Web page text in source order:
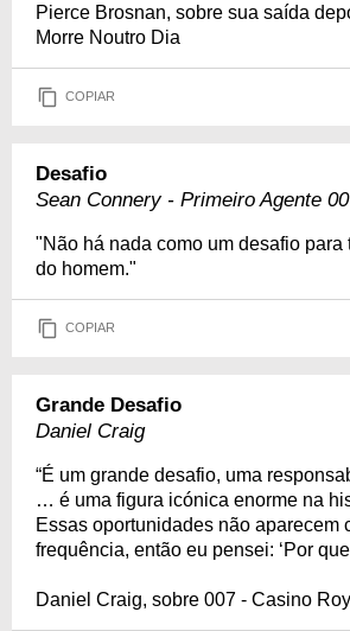
Pierce Brosnan, sobre sua saída
Morre Noutro Dia
COPIAR
Desafio
Sean Connery - Primeiro Agente
"Não há nada como um desafio para
do homem."
COPIAR
Grande Desafio
Daniel Craig
“É um grande desafio, uma
… é uma figura icónica enorme na
Essas oportunidades não aparecem
frequência, então eu pensei: ‘Por que
Daniel Craig, sobre 007 - Casino